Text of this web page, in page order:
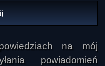
na mój
powiadomień